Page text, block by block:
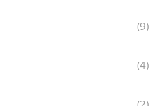
(9)
(4)